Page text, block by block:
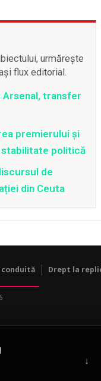
↓
urmărește
flux editorial.
Arsenal, transfer
premierului și
politică
de
din Ceuta
conduită Drept la